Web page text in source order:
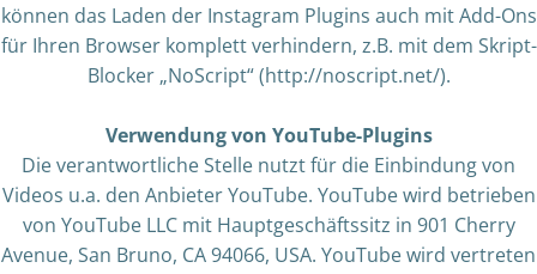
können das Laden der Instagram Plugins auch mit Add-Ons
für Ihren Browser komplett verhindern, z.B. mit dem Skript-
Blocker „NoScript“ (http://noscript.net/).
Verwendung von YouTube-Plugins
Die verantwortliche Stelle nutzt für die Einbindung von
Videos u.a. den Anbieter YouTube. YouTube wird betrieben
von YouTube LLC mit Hauptgeschäftssitz in 901 Cherry
Avenue, San Bruno, CA 94066, USA. YouTube wird vertreten